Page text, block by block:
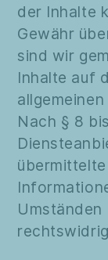
der Inhalte
Gewähr
sind wir
Inhalte auf
Nach § 8